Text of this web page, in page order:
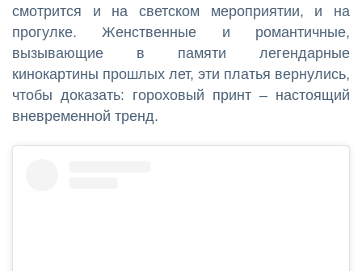
смотрится и на светском мероприятии, и на
прогулке. Женственные и романтичные,
вызывающие в памяти легендарные
кинокартины прошлых лет, эти платья вернулись,
чтобы доказать: гороховый принт – настоящий
вневременной тренд.